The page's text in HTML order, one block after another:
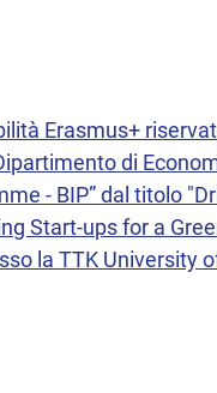
Erasmus+
di
- BIP” dal titolo
Start-ups for a
la TTK University